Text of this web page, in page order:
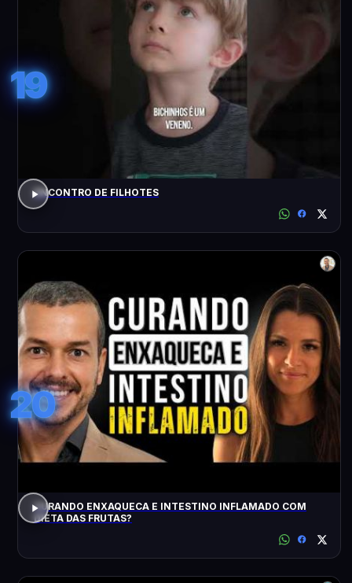
19
ENCONTRO DE FILHOTES
20
CURANDO ENXAQUECA E INTESTINO INFLAMADO COM
DIETA DAS FRUTAS?